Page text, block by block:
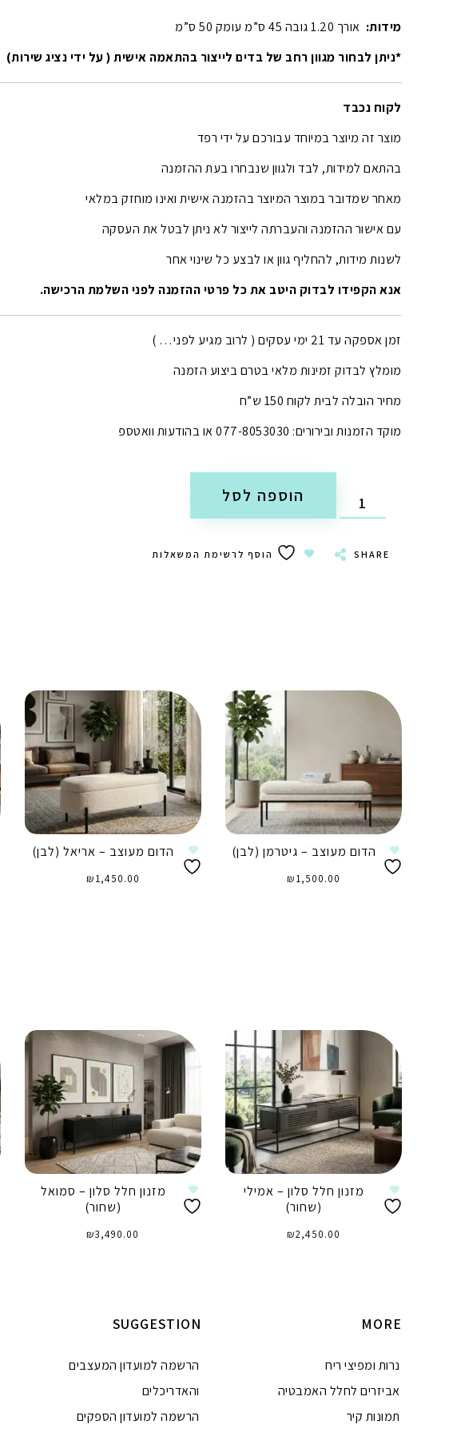
מידות: אורך 1.20 גובה 45 ס”מ עומק 50 ס”מ
*ניתן לבחור מגוון רחב של בדים לייצור בהתאמה אישית ( על ידי נציג שירות)
לקוח נכבד
מוצר זה מיוצר במיוחד עבורכם על ידי רפד
בהתאם למידות, לבד ולגוון שנבחרו בעת ההזמנה
מאחר שמדובר במוצר המיוצר בהזמנה אישית ואינו מוחזק במלאי
עם אישור ההזמנה והעברתה לייצור לא ניתן לבטל את העסקה
לשנות מידות, להחליף גוון או לבצע כל שינוי אחר
אנא הקפידו לבדוק היטב את כל פרטי ההזמנה לפני השלמת הרכישה.
זמן אספקה עד 21 ימי עסקים ( לרוב מגיע לפני… )
מומלץ לבדוק זמינות מלאי בטרם ביצוע הזמנה
מחיר הובלה לבית לקוח 150 ש”ח
מוקד הזמנות ובירורים: 077-8053030 או בהודעות וואטספ
הוספה לסל
SHARE הוסף לרשימת המשאלות
הדום מעוצב – גיטרמן (לבן)
₪1,500.00
הדום מעוצב – אריאל (לבן)
₪1,450.00
מזנון חלל סלון – אמילי
(שחור)
₪2,450.00
מזנון חלל סלון – סמואל
(שחור)
₪3,490.00
SUGGESTION
הרשמה למועדון המעצבים
והאדריכלים
הרשמה למועדון הספקים
MORE
נרות ומפיצי ריח
אביזרים לחלל האמבטיה
תמונות קיר